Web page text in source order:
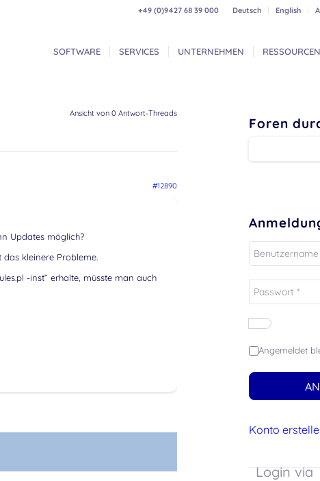
Deutsch English
+49 (0)9427 68 39 000
SOFTWARE SERVICES UNTERNEHMEN RESSOURCEN
Ansicht von 0 Antwort-Threads
#12890
Updates möglich?
kleinere Probleme.
-inst“ erhalte, müsste man auch
Foren
Angemeldet
Konto
Login via